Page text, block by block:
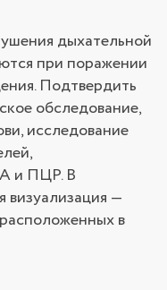
дыхательной
при поражении
Подтвердить
обследование,
исследование
и ПЦР. В
визуализация —
в